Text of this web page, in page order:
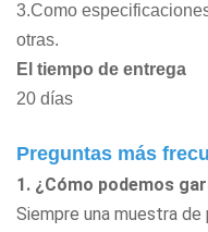
3.Como
otras.
El tiempo de entrega
20 días
Preguntas más
1. ¿Cómo podemos
Siempre una muestra